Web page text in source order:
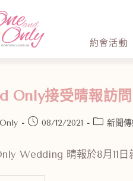
約會活動
Only接受晴報訪問
08/12/2021 新聞
Wedding 晴報於8月11日